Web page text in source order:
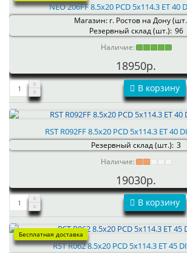
NEO 206FF 8.5x20 PCD 5x114.3 ET 40
Магазин: г. Ростов на Дону
Резервный склад (шт.): 96
Наличие:
18950р.
В корзину
RST R092FF 8.5x20 PCD 5x114.3 ET 40
Резервный склад (шт.): 3
Наличие:
19030р.
В корзину
Бесплатная доставка
RST R062 8.5x20 PCD 5x114.3 ET 45